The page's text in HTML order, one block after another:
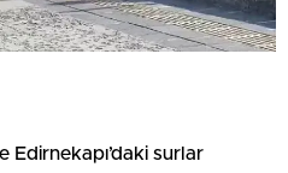
Edirnekapı’daki surlar